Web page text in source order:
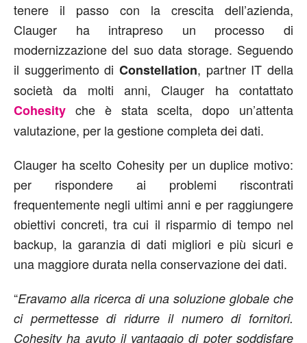
tenere il passo con la crescita dell’azienda,
Clauger ha intrapreso un processo di
modernizzazione del suo data storage. Seguendo
il suggerimento di Constellation, partner IT della
società da molti anni, Clauger ha contattato
Cohesity che è stata scelta, dopo un’attenta
valutazione, per la gestione completa dei dati.
Clauger ha scelto Cohesity per un duplice motivo:
per rispondere ai problemi riscontrati
frequentemente negli ultimi anni e per raggiungere
obiettivi concreti, tra cui il risparmio di tempo nel
backup, la garanzia di dati migliori e più sicuri e
una maggiore durata nella conservazione dei dati.
“Eravamo alla ricerca di una soluzione globale che
ci permettesse di ridurre il numero di fornitori.
Cohesity ha avuto il vantaggio di poter soddisfare